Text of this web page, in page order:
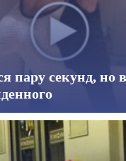
пару секунд, но